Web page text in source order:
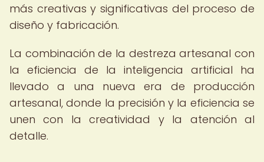
más creativas y significativas del proceso de
diseño y fabricación.
La combinación de la destreza artesanal con
la eficiencia de la inteligencia artificial ha
llevado a una nueva era de producción
artesanal, donde la precisión y la eficiencia se
unen con la creatividad y la atención al
detalle.